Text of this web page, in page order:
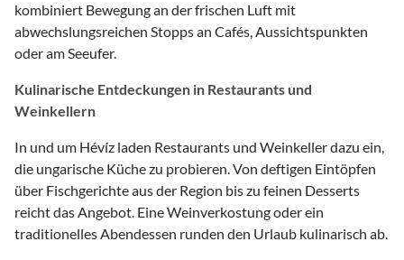
kombiniert Bewegung an der frischen Luft mit
abwechslungsreichen Stopps an Cafés, Aussichtspunkten
oder am Seeufer.
Kulinarische Entdeckungen in Restaurants und
Weinkellern
In und um Hévíz laden Restaurants und Weinkeller dazu ein,
die ungarische Küche zu probieren. Von deftigen Eintöpfen
über Fischgerichte aus der Region bis zu feinen Desserts
reicht das Angebot. Eine Weinverkostung oder ein
traditionelles Abendessen runden den Urlaub kulinarisch ab.